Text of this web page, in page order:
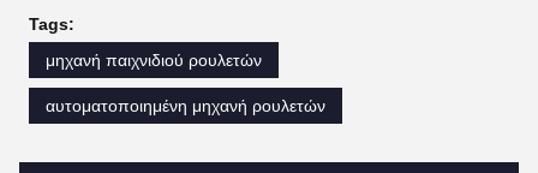
Tags:
μηχανή παιχνιδιού ρουλετών
αυτοματοποιημένη μηχανή ρουλετών